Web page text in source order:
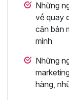
Những
về quay
căn bản
mình
Những
hàng,